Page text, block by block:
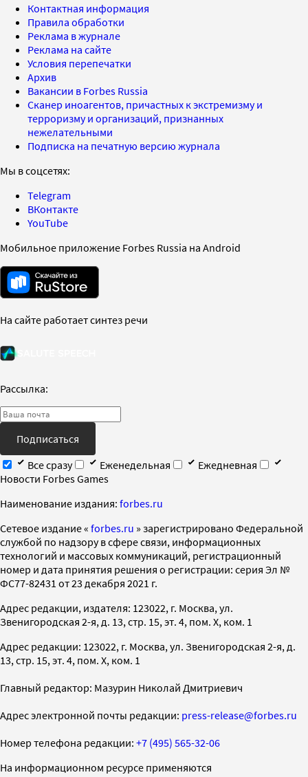
Контактная информация
Правила обработки
Реклама в журнале
Реклама на сайте
Условия перепечатки
Архив
Вакансии в Forbes Russia
Сканер иноагентов, причастных к экстремизму и
терроризму и организаций, признанных
нежелательными
Подписка на печатную версию журнала
Мы в соцсетях:
Telegram
ВКонтакте
YouTube
Мобильное приложение Forbes Russia на Android
На сайте работает синтез речи
Рассылка:
Подписаться
Все сразу
Еженедельная
Ежедневная
Новости Forbes Games
Наименование издания: forbes.ru
Cетевое издание « forbes.ru » зарегистрировано Федеральной
службой по надзору в сфере связи, информационных
технологий и массовых коммуникаций, регистрационный
номер и дата принятия решения о регистрации: серия Эл №
ФС77-82431 от 23 декабря 2021 г.
Адрес редакции, издателя: 123022, г. Москва, ул.
Звенигородская 2-я, д. 13, стр. 15, эт. 4, пом. X, ком. 1
Адрес редакции: 123022, г. Москва, ул. Звенигородская 2-я, д.
13, стр. 15, эт. 4, пом. X, ком. 1
Главный редактор: Мазурин Николай Дмитриевич
Адрес электронной почты редакции: press-release@forbes.ru
Номер телефона редакции: +7 (495) 565-32-06
На информационном ресурсе применяются